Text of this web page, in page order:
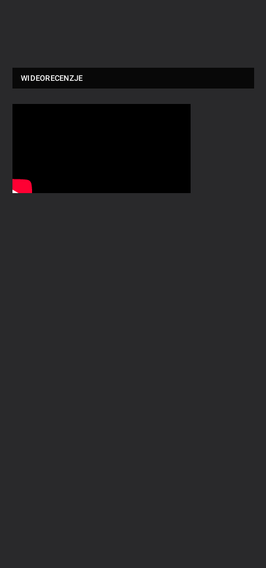
WIDEORECENZJE